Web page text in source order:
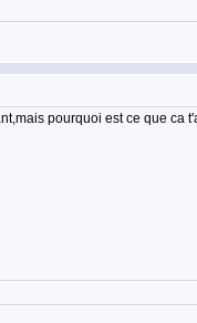
pourquoi est ce que ca